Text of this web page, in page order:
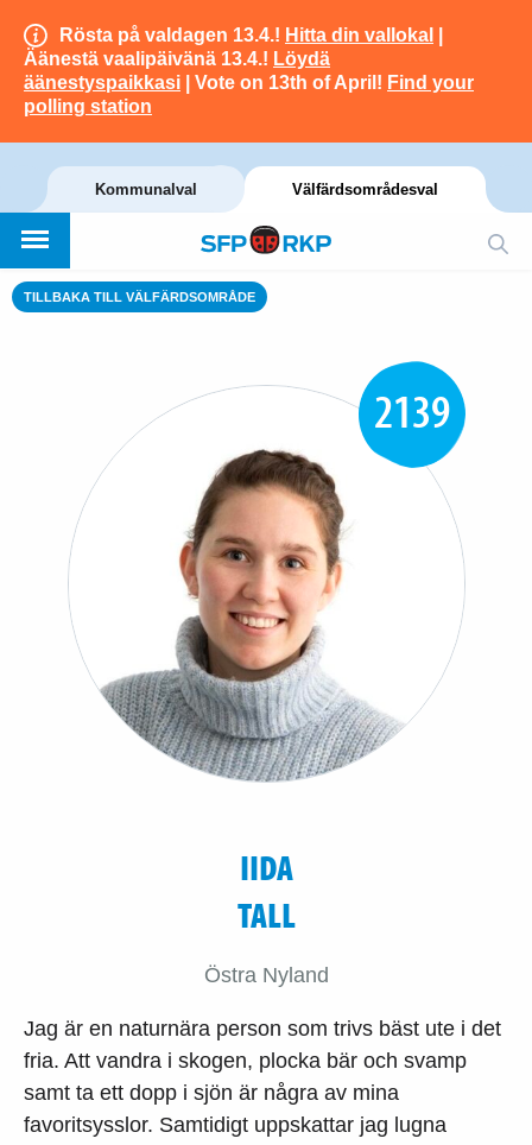
Rösta på valdagen 13.4.! Hitta din vallokal
Äänestä vaalipäivänä 13.4.! Löydä
äänestyspaikkasi | Vote on 13th of April! Find your
polling station
Kommunalval Välfärdsområdesval
TILLBAKA TILL VÄLFÄRDSOMRÅDE
2139
IIDA
TALL
Östra Nyland
Jag är en naturnära person som trivs bäst ute i det
fria. Att vandra i skogen, plocka bär och svamp
samt ta ett dopp i sjön är några av mina
favoritsysslor. Samtidigt uppskattar jag lugna